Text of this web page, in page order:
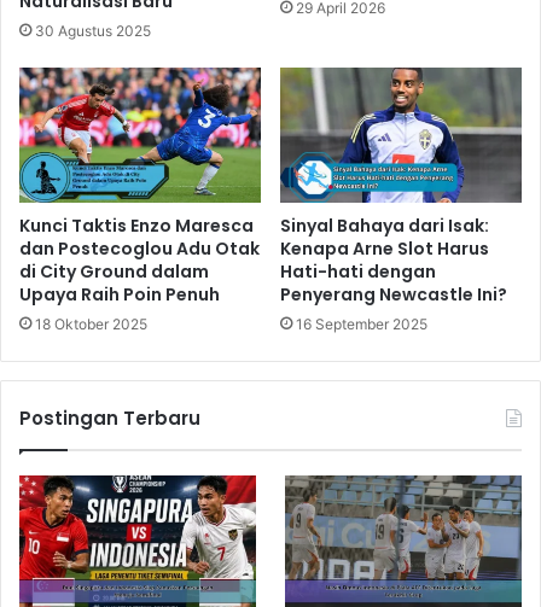
30 Agustus 2025
29 April 2026
Kunci Taktis Enzo Maresca
dan Postecoglou Adu Otak
di City Ground dalam
Upaya Raih Poin Penuh
18 Oktober 2025
Sinyal Bahaya dari Isak:
Kenapa Arne Slot Harus
Hati-hati dengan
Penyerang Newcastle Ini?
16 September 2025
Postingan Terbaru